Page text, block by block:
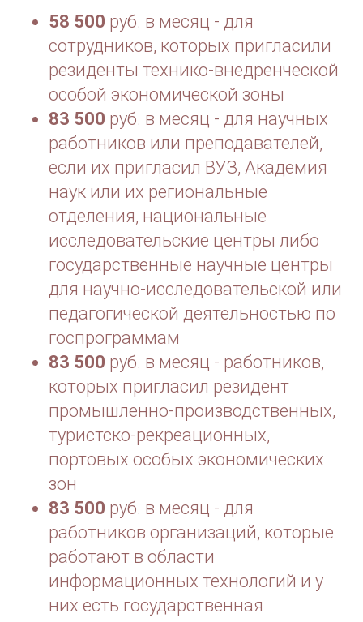
58 500 руб. в месяц - для
сотрудников, которых пригласили
резиденты технико-внедренческой
особой экономической зоны
83 500 руб. в месяц - для научных
работников или преподавателей,
если их пригласил ВУЗ, Академия
наук или их региональные
отделения, национальные
исследовательские центры либо
государственные научные центры
для научно-исследовательской или
педагогической деятельностью по
госпрограммам
83 500 руб. в месяц - работников,
которых пригласил резидент
промышленно-производственных,
туристско-рекреационных,
портовых особых экономических
зон
83 500 руб. в месяц - для
работников организаций, которые
работают в области
информационных технологий и у
них есть государственная